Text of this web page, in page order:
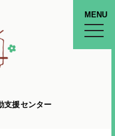
支援センター
MENU
toggle